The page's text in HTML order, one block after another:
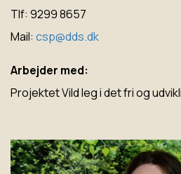
Tlf: 9299 8657
Mail: csp@dds.dk
Arbejder med:
Projektet Vild leg i det fri og